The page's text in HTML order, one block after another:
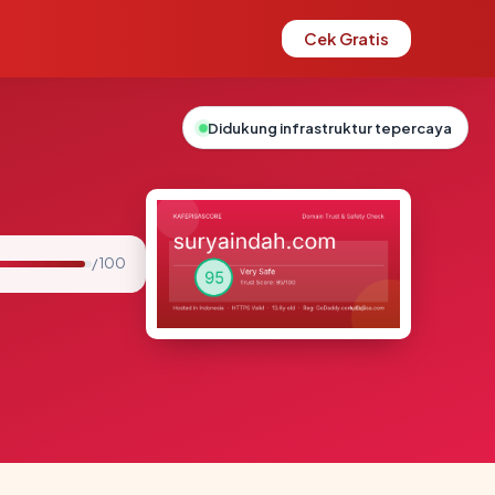
Cek Gratis
/ 100
Didukung infrastruktur tepercaya